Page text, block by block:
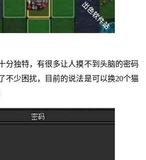
分独特，有很多让人摸不到头脑的密码
不少困扰，目前的说法是可以换20个猫